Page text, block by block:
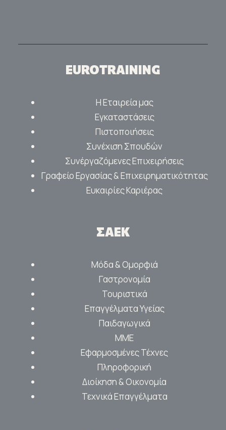
EUROTRAINING
Η Εταιρεία μας
Εγκαταστάσεις
Πιστοποιήσεις
Συνέχιση Σπουδών
Συνέργαζόμενες Επιχειρήσεις
Γραφείο Εργασίας & Επιχειρηματικότητας
Ευκαιρίες Καριέρας
ΣΑΕΚ
Μόδα & Ομορφιά
Γαστρονομία
Τουριστικά
Επαγγέλματα Υγείας
Παιδαγωγικά
ΜΜΕ
Εφαρμοσμένες Τέχνες
Πληροφορική
Διοίκηση & Οικονομία
Τεχνικά Επαγγέλματα